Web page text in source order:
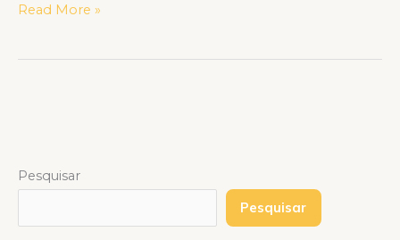
Read More »
Pesquisar
Pesquisar